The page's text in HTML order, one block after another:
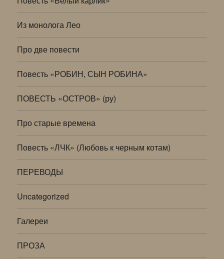
Из монолога Лео
Про две повести
Повесть «РОБИН, СЫН РОБИНА»
ПОВЕСТЬ «ОСТРОВ» (ру)
Про старые времена
Повесть «ЛЧК» (Любовь к черным котам)
ПЕРЕВОДЫ
Uncategorized
Галереи
ПРОЗА